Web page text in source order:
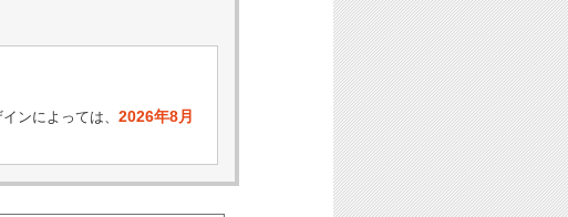
ンによっては、 2026年8月